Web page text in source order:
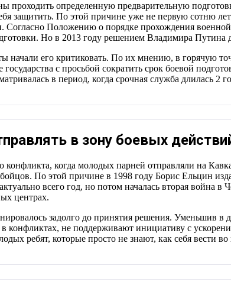
определенную предварительную
защитить. По этой причине уже не первую сотню
Положению о порядке прохождения
Но в 2013 году решением Владимира
начали его критиковать. По их мнению, в горячую
с просьбой сократить срок боевой
в период, когда срочная служба длилась 2
в зону боевых
когда молодых парней отправляли на
По этой причине в 1998 году Борис Ельцин
всего год, но потом началась вторая война
центрах.
задолго до принятия решения. Уменьшив
не поддерживают инициативу с
ребят, которые просто не знают, как себя вести